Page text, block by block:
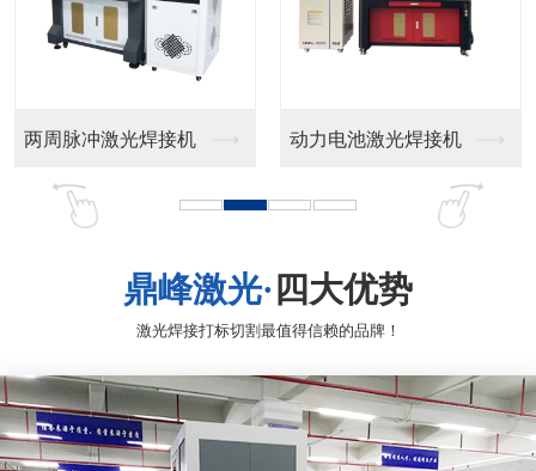
光纤激光喷码机 紫外激光喷码机
鼎峰激光· 四大优势
激光焊接打标切割最值得信赖的品牌！